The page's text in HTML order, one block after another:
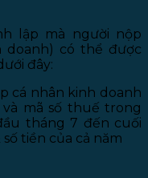
lập mà người nộp
có thể được
đây:
cá nhân kinh doanh
mã số thuế trong
tháng 7 đến cuối
tiền của cả năm